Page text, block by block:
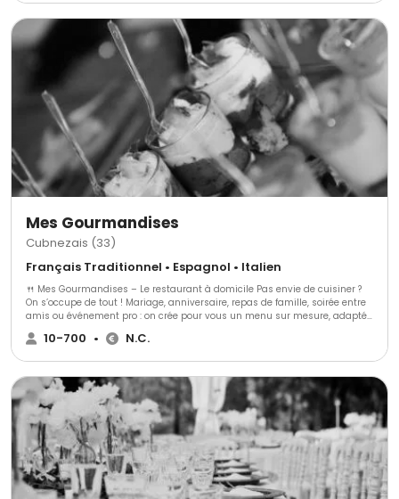
Mes Gourmandises
Cubnezais (33)
Français Traditionnel • Espagnol • Italien
🍴 Mes Gourmandises – Le restaurant à domicile Pas envie de cuisiner ?
On s’occupe de tout ! Mariage, anniversaire, repas de famille, soirée entre
amis ou événement pro : on crée pour vous un menu sur mesure, adapté
à vos goûts et à votre budget. 👉 Buffets, cocktails dînatoires, plateaux-
repas, menus servis à table… 👉 Cuisine française & saveurs du monde 🌍
stress et 100 % plaisir. On se déplace partout en Gironde et alentours. 📞
Réservez dès aujourd’hui et profitez pleinement de vos invités !
10-700 • N.C.